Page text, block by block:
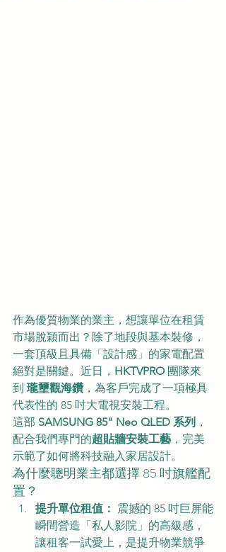
作為優質物業的業主，想讓單位在租賃
市場脫穎而出？除了地段與基本裝修，
一套頂級且具備「設計感」的家電配置
絕對是關鍵。近日， HKTVPRO 團隊來
到 瓏壐觀海鑽，為客戶完成了一項極具
代表性的 85 吋大電視安裝工程。
這部 SAMSUNG 85" Neo QLED 系列 ，
配合我們專門的超貼牆安裝工藝 ，完美
示範了如何將科技融入家居設計。
為什麼聰明業主都選擇 85 吋旗艦配
置？
提升單位租值： 震撼的 85 吋巨屏能
瞬間營造「私人影院」的高級感，
讓租客一試愛上，是提升物業競爭